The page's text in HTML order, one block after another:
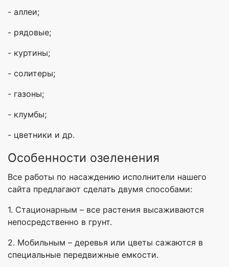
- аллеи;
- рядовые;
- куртины;
- солитеры;
- газоны;
- клумбы;
- цветники и др.
Особенности озеленения
Все работы по насаждению исполнители нашего
сайта предлагают сделать двумя способами:
1. Стационарным – все растения высаживаются
непосредственно в грунт.
2. Мобильным – деревья или цветы сажаются в
специальные передвижные емкости.